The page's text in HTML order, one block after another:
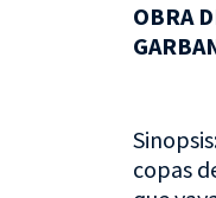
OBRA
copas